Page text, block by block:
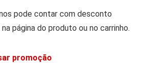
pode contar com desconto
página do produto ou no carrinho.
promoção